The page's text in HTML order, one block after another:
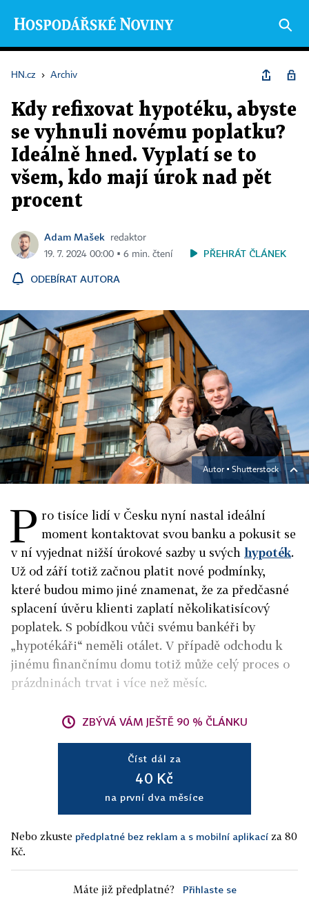
HN.cz › Archiv
Kdy refixovat hypotéku, abyste
se vyhnuli novému poplatku?
Ideálně hned. Vyplatí se to
všem, kdo mají úrok nad pět
procent
Adam Mašek
redaktor
19. 7. 2024 00:00 ▪ 6 min. čtení
PŘEHRÁT ČLÁNEK
ODEBÍRAT AUTORA
Autor ▪ Shutterstock
P ro tisíce lidí v Česku nyní nastal ideální
moment kontaktovat svou banku a pokusit se
v ní vyjednat nižší úrokové sazby u svých hypoték.
Už od září totiž začnou platit nové podmínky,
které budou mimo jiné znamenat, že za předčasné
splacení úvěru klienti zaplatí několikatisícový
poplatek. S pobídkou vůči svému bankéři by
„hypotékáři“ neměli otálet. V případě odchodu k
jinému finančnímu domu totiž může celý proces o
prázdninách trvat i více než měsíc.
ZBÝVÁ VÁM JEŠTĚ 90 % ČLÁNKU
Číst dál za
40 Kč
na první dva měsíce
Nebo zkuste předplatné bez reklam a s mobilní aplikací za 80
Kč.
Máte již předplatné? Přihlaste se